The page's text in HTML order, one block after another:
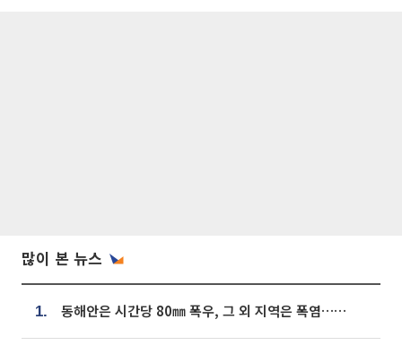
많이 본 뉴스
1. 동해안은 시간당 80㎜ 폭우, 그 외 지역은 폭염…‘극과 극 날씨’